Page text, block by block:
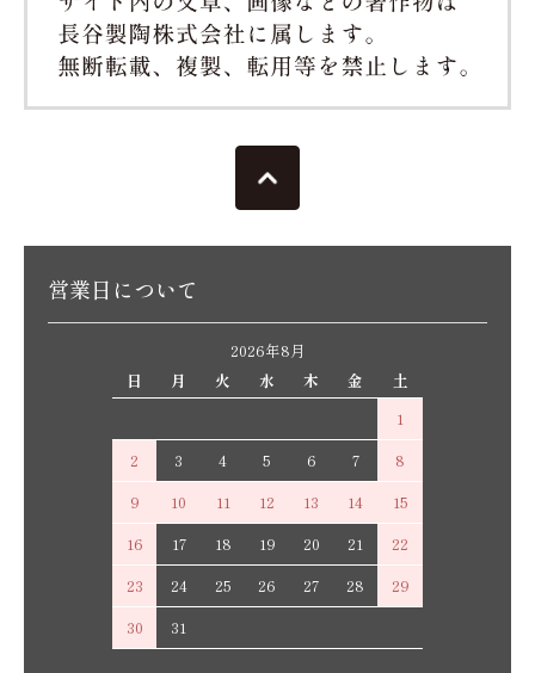
営業日について
2026年8月
日
月 火 水 木 金
土
1
2
3 4 5 6 7
8
9
10 11 12 13 14
15
16
17 18 19 20 21
22
23
24 25 26 27 28
29
30
31